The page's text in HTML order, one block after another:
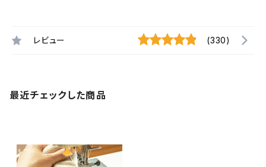
レビュー (330)
最近チェックした商品